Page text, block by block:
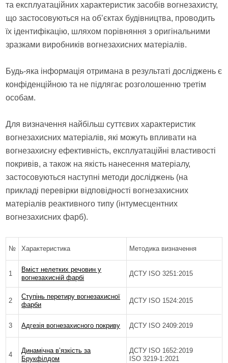
та експлуатаційних характеристик засобів вогнезахисту,
що застосовуються на обʼєктах будівництва, проводить
їх ідентифікацію, шляхом порівняння з оригінальними
зразками виробників вогнезахисних матеріалів.
Будь-яка інформація отримана в результаті досліджень є
конфіденційною та не підлягає розголошенню третім
особам.
Для визначення найбільш суттєвих характеристик
вогнезахисних матеріалів, які можуть впливати на
вогнезахисну ефективність, експлуатаційні властивості
покривів, а також на якість нанесення матеріалу,
застосовуються наступні методи досліджень (на
прикладі перевірки відповідності вогнезахисних
матеріалів реактивного типу (інтумесцентних
вогнезахисних фарб).
№ Характеристика Методика визначення
1
Вміст нелетких речовин у
вогнезахисній фарбі
ДСТУ ISO 3251:2015
2
Ступінь перетиру вогнезахисної
фарби
ДСТУ ISO 1524:2015
3 Адгезія вогнезахисного покриву ДСТУ ISO 2409:2019
4
Динамічна вʼязкість за
Брукфілдом
ДСТУ ISO 1652:2019
ISO 3219-1:2021